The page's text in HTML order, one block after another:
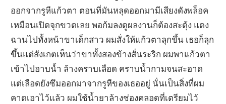
ออกจากรูหีแก้วตา ตอนที่มันหลุดออกมามีเสียงดังพล็อค
เหมือนเปิดจุกขวดเลย พอก้มลงดูผลงานก็ต้องสะดุ้ง แดง
ฉานไปทั้งหน้าขาเด็กสาว ผมสั่งให้แก้วตาลุกขึ้น เธอก็ลุก
ขึ้นแต่สังเกตเห็นว่าขาทั้งสองข้างสั่นระริก ผมพาแก้วตา
เข้าไปอาบน้ำ ล้างคราบเลือด คราบน้ำกามจนสะอาด
แต่เลือดยังซึมออกมาจากรูหีของเธออยู่ นั่นเป็นสิ่งที่ผม
คาดเอาไว้แล้ว ผมใช้น้ำยาล้างช่องคลอดที่เตรียมไว้